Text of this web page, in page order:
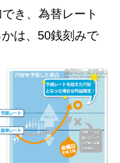
き、為替レート
は、50銭刻みで